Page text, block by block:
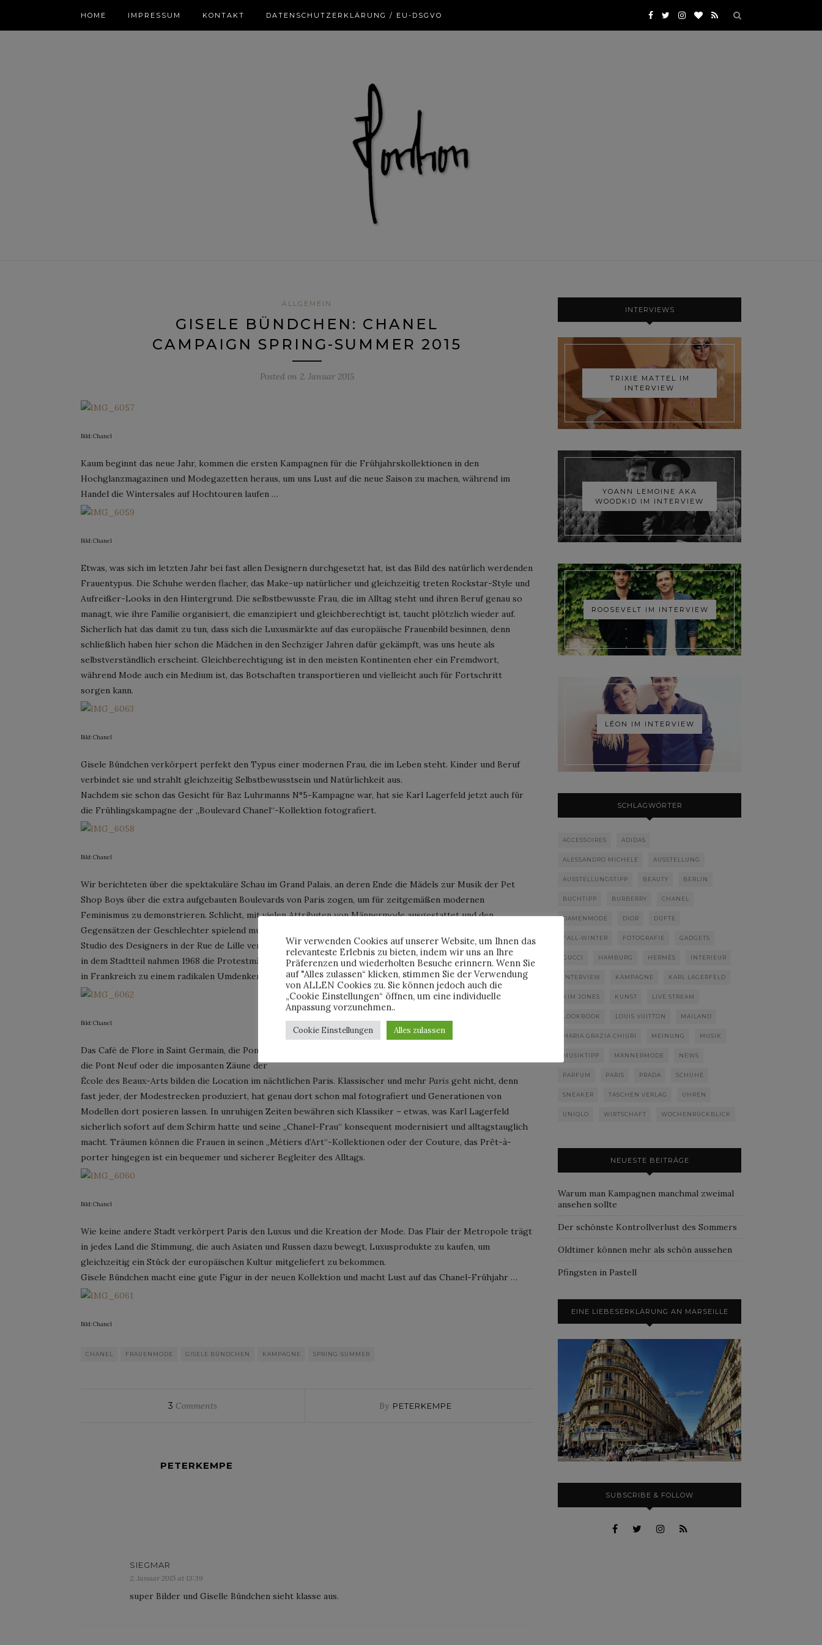
HOME IMPRESSUM KONTAKT DATENSCHUTZERKLÄRUNG / EU-DSGVO
ALLGEMEIN
GISELE BÜNDCHEN: CHANEL
CAMPAIGN SPRING-SUMMER 2015
Posted on 2. Januar 2015
Bild: Chanel
Kaum beginnt das neue Jahr, kommen die ersten Kampagnen für die Frühjahrskollektionen in den
Hochglanzmagazinen und Modegazetten heraus, um uns Lust auf die neue Saison zu machen, während im
Handel die Wintersales auf Hochtouren laufen …
Bild: Chanel
Etwas, was sich im letzten Jahr bei fast allen Designern durchgesetzt hat, ist das Bild des natürlich werdenden
Frauentypus. Die Schuhe werden flacher, das Make-up natürlicher und gleichzeitig treten Rockstar-Style und
Aufreißer-Looks in den Hintergrund. Die selbstbewusste Frau, die im Alltag steht und ihren Beruf genau so
managt, wie ihre Familie organisiert, die emanzipiert und gleichberechtigt ist, taucht plötzlich wieder auf.
Sicherlich hat das damit zu tun, dass sich die Luxusmärkte auf das europäische Frauenbild besinnen, denn
schließlich haben hier schon die Mädchen in den Sechziger Jahren dafür gekämpft, was uns heute als
selbstverständlich erscheint. Gleichberechtigung ist in den meisten Kontinenten eher ein Fremdwort,
während Mode auch ein Medium ist, das Botschaften transportieren und vielleicht auch für Fortschritt
sorgen kann.
Bild: Chanel
Gisele Bündchen verkörpert perfekt den Typus einer modernen Frau, die im Leben steht. Kinder und Beruf
verbindet sie und strahlt gleichzeitig Selbstbewusstsein und Natürlichkeit aus.
Nachdem sie schon das Gesicht für Baz Luhrmanns N°5-Kampagne war, hat sie Karl Lagerfeld jetzt auch für
die Frühlingskampagne der „Boulevard Chanel“-Kollektion fotografiert.
Bild: Chanel
Wir berichteten über die spektakuläre Schau im Grand Palais, an deren Ende die Mädels zur Musik der Pet
Shop Boys über die extra aufgebauten Boulevards von Paris zogen, um für zeitgemäßen modernen
Feminismus zu demonstrieren. Schlicht, mit vielen Attributen von Männermode ausgestattet und den
Gegensätzen der Geschlechter spielend musste diesmal das Team um Lagerfeld nur ein paar Schritte das
Studio des Designers in der Rue de Lille verlassen, um die idealen Locations für das Shooting zu finden. Genau
in dem Stadtteil nahmen 1968 die Protestmärsche ihren Anfang und die Studentenunruhen ihren Lauf, die auch
in Frankreich zu einem radikalen Umdenken führten.
Bild: Chanel
Das Café de Flore in Saint Germain, die Pont des Arts mit ihren tausenden Liebesschlössern behängt, ebenso
die Pont Neuf oder die imposanten Zäune der
École des Beaux-Arts bilden die Location im nächtlichen Paris. Klassischer und mehr Paris geht nicht, denn
fast jeder, der Modestrecken produziert, hat genau dort schon mal fotografiert und Generationen von
Modellen dort posieren lassen. In unruhigen Zeiten bewähren sich Klassiker – etwas, was Karl Lagerfeld
sicherlich sofort auf dem Schirm hatte und seine „Chanel-Frau“ konsequent modernisiert und alltagstauglich
macht. Träumen können die Frauen in seinen „Métiers d’Art“-Kollektionen oder der Couture, das Prêt-à-
porter hingegen ist ein bequemer und sicherer Begleiter des Alltags.
Bild: Chanel
Wie keine andere Stadt verkörpert Paris den Luxus und die Kreation der Mode. Das Flair der Metropole trägt
in jedes Land die Stimmung, die auch Asiaten und Russen dazu bewegt, Luxusprodukte zu kaufen, um
gleichzeitig ein Stück der europäischen Kultur mitgeliefert zu bekommen.
Gisele Bündchen macht eine gute Figur in der neuen Kollektion und macht Lust auf das Chanel-Frühjahr …
Bild: Chanel
CHANEL FRAUENMODE GISELE BÜNDCHEN KAMPAGNE SPRING-SUMMER
3 Comments By PETERKEMPE
PETERKEMPE
SIEGMAR
2. Januar 2015 at 13:39
super Bilder und Giselle Bündchen sieht klasse aus.
INTERVIEWS
TRIXIE MATTEL IM
INTERVIEW
YOANN LEMOINE AKA
WOODKID IM INTERVIEW
ROOSEVELT IM INTERVIEW
LÉON IM INTERVIEW
SCHLAGWÖRTER
ACCESSOIRES ADIDAS
ALESSANDRO MICHELE AUSSTELLUNG
AUSSTELLUNGSTIPP BEAUTY BERLIN
BUCHTIPP BURBERRY CHANEL
DAMENMODE DIOR DÜFTE
FALL-WINTER FOTOGRAFIE GADGETS
GUCCI HAMBURG HERMÈS INTERIEUR
INTERVIEW KAMPAGNE KARL LAGERFELD
KIM JONES KUNST LIVE STREAM
LOOKBOOK LOUIS VUITTON MAILAND
MARIA GRAZIA CHIURI MEINUNG MUSIK
MUSIKTIPP MÄNNERMODE NEWS
PARFUM PARIS PRADA SCHUHE
SNEAKER TASCHEN VERLAG UHREN
UNIQLO WIRTSCHAFT WOCHENRÜCKBLICK
NEUESTE BEITRÄGE
Warum man Kampagnen manchmal zweimal
ansehen sollte
Der schönste Kontrollverlust des Sommers
Oldtimer können mehr als schön aussehen
Pfingsten in Pastell
EINE LIEBESERKLÄRUNG AN MARSEILLE
SUBSCRIBE & FOLLOW
Wir verwenden Cookies auf unserer Website, um Ihnen das
relevanteste Erlebnis zu bieten, indem wir uns an Ihre
Präferenzen und wiederholten Besuche erinnern. Wenn Sie
auf "Alles zulassen“ klicken, stimmen Sie der Verwendung
von ALLEN Cookies zu. Sie können jedoch auch die
„Cookie Einstellungen“ öffnen, um eine individuelle
Anpassung vorzunehmen..
Cookie Einstellungen Alles zulassen